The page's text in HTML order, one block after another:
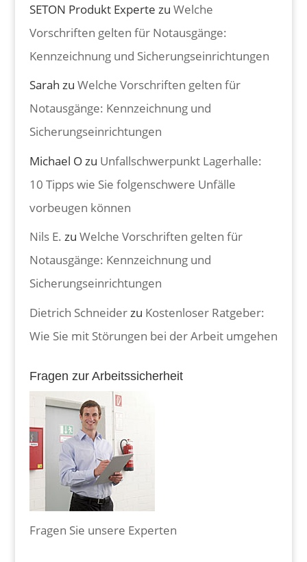
SETON Produkt Experte zu Welche
Vorschriften gelten für Notausgänge:
Kennzeichnung und Sicherungseinrichtungen
Sarah zu Welche Vorschriften gelten für
Notausgänge: Kennzeichnung und
Sicherungseinrichtungen
Michael Ozu Unfallschwerpunkt Lagerhalle:
10 Tipps wie Sie folgenschwere Unfälle
vorbeugen können
Nils E. zu Welche Vorschriften gelten für
Notausgänge: Kennzeichnung und
Sicherungseinrichtungen
Dietrich Schneiderzu Kostenloser Ratgeber:
Wie Sie mit Störungen bei der Arbeit umgehen
Fragen zur Arbeitssicherheit
Fragen Sie unsere Experten